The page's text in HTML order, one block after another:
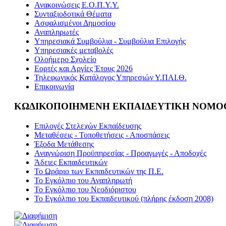
Ανακοινώσεις Ε.Ο.Π.Υ.Υ.
Συνταξιοδοτικά Θέματα
Ασφαλισμένοι Δημοσίου
Αναπληρωτές
Υπηρεσιακά Συμβούλια - Συμβούλια Επιλογής
Υπηρεσιακές μεταβολές
Ολοήμερο Σχολείο
Εορτές και Αργίες Έτους 2026
Τηλεφωνικός Κατάλογος Υπηρεσιών Υ.ΠΑΙ.Θ.
Επικοινωνία
ΚΩΔΙΚΟΠΟΙΗΜΕΝΗ ΕΚΠΑΙΔΕΥΤΙΚΗ
Επιλογές Στελεχών Εκπαίδευσης
Μεταθέσεις - Τοποθετήσεις - Αποσπάσεις
Έξοδα Μετάθεσης
Αναγνώριση Προϋπηρεσίας - Προαγωγές - Αποδοχές
Άδειες Εκπαιδευτικών
Το Ωράριο των Εκπαιδευτικών της Π.Ε.
Το Εγκόλπιο του Αναπληρωτή
Το Εγκόλπιο του Νεοδιόριστου
Το Εγκόλπιο του Εκπαιδευτικού (πλήρης έκδοση 2008)